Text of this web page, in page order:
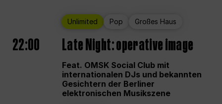
Unlimited Pop Großes Haus
22:00 Late Night: operative image
Feat. OMSK Social Club mit
internationalen DJs und bekannten
Gesichtern der Berliner
elektronischen Musikszene